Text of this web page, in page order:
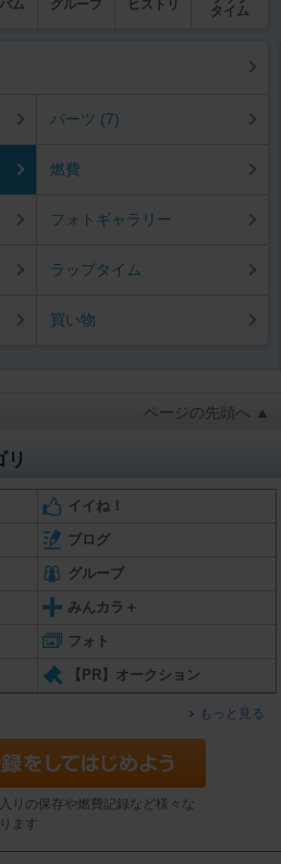
ム グループ ヒストリ
タイム
パーツ (7)
燃費
フォトギャラリー
ラップタイム
買い物
ページの先頭へ ▲
リ
イイね！
ブログ
グループ
みんカラ＋
フォト
【PR】オークション
もっと見る
りの保存や燃費記録など様々な
ます